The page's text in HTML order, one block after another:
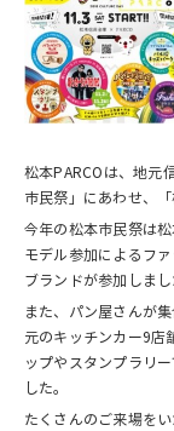
松本PARCOは、地元
市民祭」にあわせ、
今年の松本市民祭は
モデル参加によるフ
ブランドが参加しまし
また、パン屋さんが
元のキッチンカー9店
ップやスタンプラリ
した。
たくさんのご来場を